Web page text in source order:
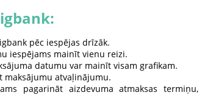
pēc iespējas drīzāk.
iespējams mainīt vienu reizi.
datumu var mainīt visam grafikam.
maksājumu atvaļinājumu.
pagarināt aizdevuma atmaksas termiņu,